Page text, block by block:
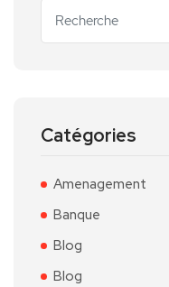
Catégories
Amenagement
Banque
Blog
Blog